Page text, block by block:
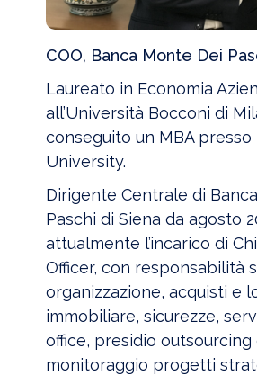
COO, Banca Monte Dei
Laureato in Economia
all’Università Bocconi di
conseguito un MBA presso
University.
Dirigente Centrale di
Paschi di Siena da agosto
attualmente l’incarico di
Officer, con responsabilità
organizzazione, acquisti e
immobiliare, sicurezze,
office, presidio outsourcing
monitoraggio progetti